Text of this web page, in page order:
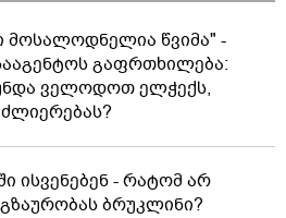
მოსალოდნელია წვიმა" -
გაფრთხილება:
ველოდოთ ელჭექს,
ისვენებენ - რატომ არ
ბრუკლინი?